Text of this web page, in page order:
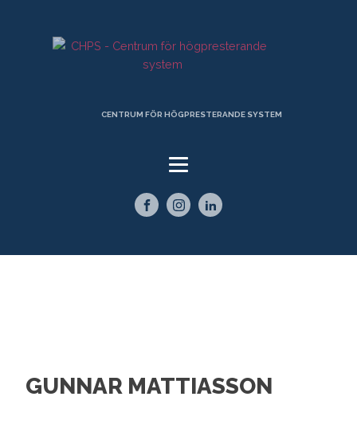
CENTRUM FÖR HÖGPRESTERANDE SYSTEM
GUNNAR MATTIASSON